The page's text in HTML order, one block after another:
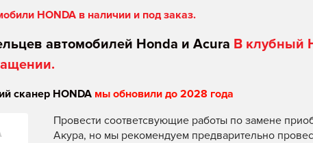
HONDA в наличии и под заказ.
автомобилей Honda и Acura В клубный
сканер HONDA мы обновили до 2028 года
Провести соответсвующие работы по замене
Акура, но мы рекомендуем предварительно